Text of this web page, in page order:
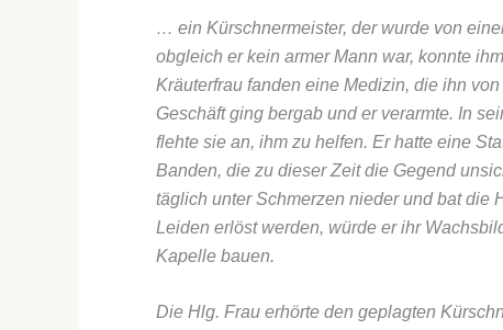
… ein Kürschnermeister, der wurde von
obgleich er kein armer Mann war, konnte
Kräuterfrau fanden eine Medizin, die ihn
Geschäft ging bergab und er verarmte. In
flehte sie an, ihm zu helfen. Er hatte eine
Banden, die zu dieser Zeit die Gegend
täglich unter Schmerzen nieder und bat die
Leiden erlöst werden, würde er ihr
Kapelle bauen.
Die Hlg. Frau erhörte den geplagten